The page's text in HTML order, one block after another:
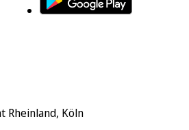
Rheinland, Köln